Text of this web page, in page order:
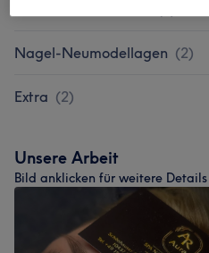
Nagel-Neumodellagen (2)
Extra (2)
Unsere Arbeit
Bild anklicken für weitere Details